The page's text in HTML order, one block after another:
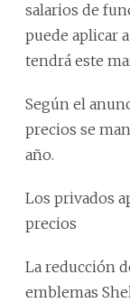
salarios de
puede aplicar
tendrá este
Según el
precios se
año.
Los privados
precios
La reducción
emblemas